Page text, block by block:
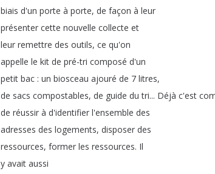
biais d'un porte à porte, de façon à leur
présenter cette nouvelle collecte et
leur remettre des outils, ce qu'on
appelle le kit de pré-tri composé d'un
petit bac : un biosceau ajouré de 7 litres,
de sacs compostables, de guide du tri... Déjà c'est
de réussir à d'identifier l'ensemble des
adresses des logements, disposer des
ressources, former les ressources. Il
y avait aussi